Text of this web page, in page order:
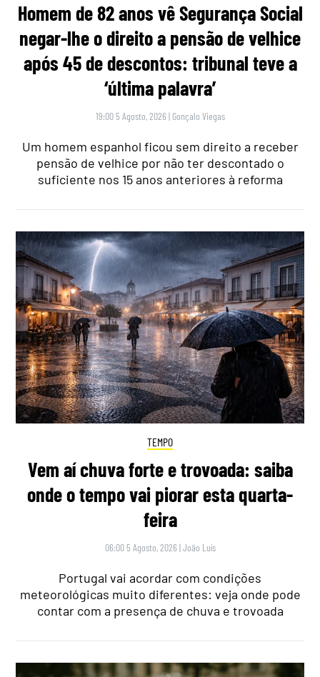
Homem de 82 anos vê Segurança Social
negar-lhe o direito a pensão de velhice
após 45 de descontos: tribunal teve a
‘última palavra’
19:00 5 Agosto, 2026 | Gonçalo Viegas
Um homem espanhol ficou sem direito a receber
pensão de velhice por não ter descontado o
suficiente nos 15 anos anteriores à reforma
TEMPO
Vem aí chuva forte e trovoada: saiba
onde o tempo vai piorar esta quarta-
feira
06:00 5 Agosto, 2026 |João Luís
Portugal vai acordar com condições
meteorológicas muito diferentes: veja onde pode
contar com a presença de chuva e trovoada